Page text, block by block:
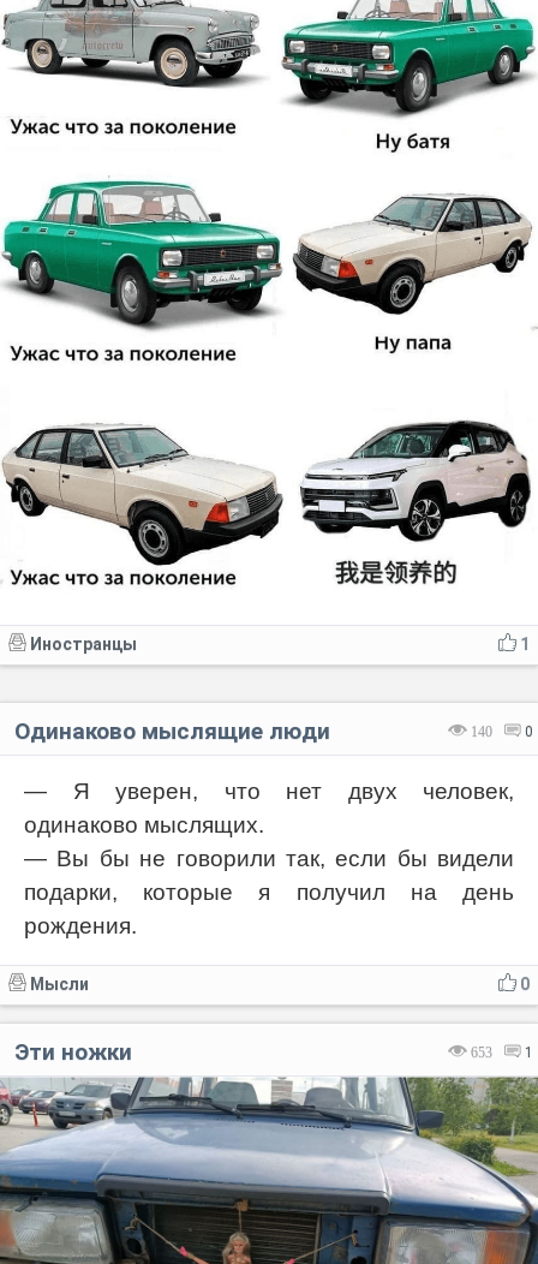
1
Иностранцы
140 0
Одинаково мыслящие люди
— Я уверен, что нет двух человек,
одинаково мыслящих.
— Вы бы не говорили так, если бы видели
подарки, которые я получил на день
рождения.
0
Мысли
653 1
Эти ножки